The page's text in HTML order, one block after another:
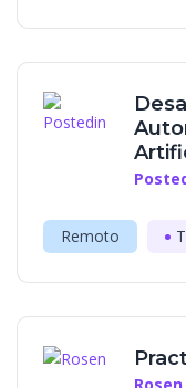
Remoto